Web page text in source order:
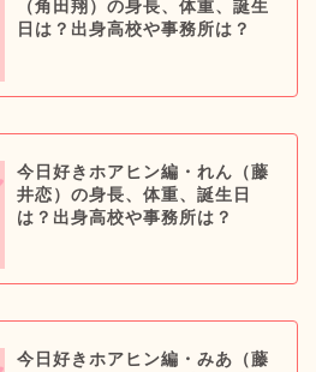
（角田翔）の身長、体重、誕生
日は？出身高校や事務所は？
今日好きホアヒン編・れん（藤
井恋）の身長、体重、誕生日
は？出身高校や事務所は？
今日好きホアヒン編・みあ（藤